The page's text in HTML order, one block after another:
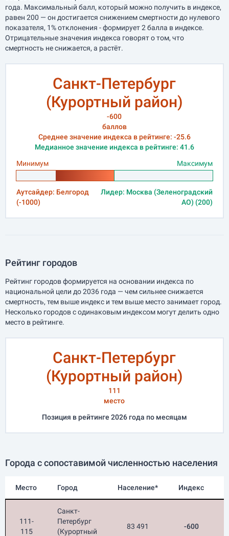
года. Максимальный балл, который можно получить в индексе,
равен 200 — он достигается снижением смертности до нулевого
показателя, 1% отклонения - формирует 2 балла в индексе.
Отрицательные значения индекса говорят о том, что
смертность не снижается, а растёт.
Санкт-Петербург
(Курортный район)
-600
баллов
Среднее значение индекса в рейтинге: -25.6
Медианное значение индекса в рейтинге: 41.6
Минимум
Максимум
Аутсайдер: Белгород
(-1000)
Лидер: Москва (Зеленоградский
АО) (200)
Рейтинг городов
Рейтинг городов формируется на основании индекса по
национальной цели до 2036 года — чем сильнее снижается
смертность, тем выше индекс и тем выше место занимает город.
Несколько городов с одинаковым индексом могут делить одно
место в рейтинге.
Санкт-Петербург
(Курортный район)
111
место
Позиция в рейтинге 2026 года по месяцам
Города с сопоставимой численностью населения
Место Город Население* Индекс
111-
115
Санкт-
Петербург
(Курортный
83 491 -600